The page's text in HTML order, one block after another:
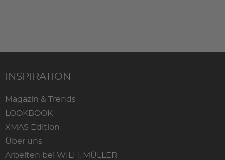
INSPIRATION
Magazin & Trends
LOOKBOOK
XMAS Edition
Über uns
Arbeiten bei WILH. MÜLLER